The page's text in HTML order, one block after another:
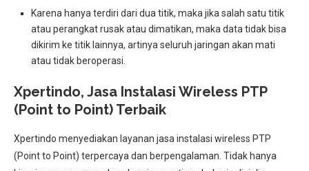
Karena hanya terdiri dari dua titik, maka jika salah satu titik
atau perangkat rusak atau dimatikan, maka data tidak bisa
dikirim ke titik lainnya, artinya seluruh jaringan akan mati
atau tidak beroperasi.
Xpertindo, Jasa Instalasi Wireless PTP
(Point to Point) Terbaik
Xpertindo menyediakan layanan jasa instalasi wireless PTP
(Point to Point) terpercaya dan berpengalaman. Tidak hanya